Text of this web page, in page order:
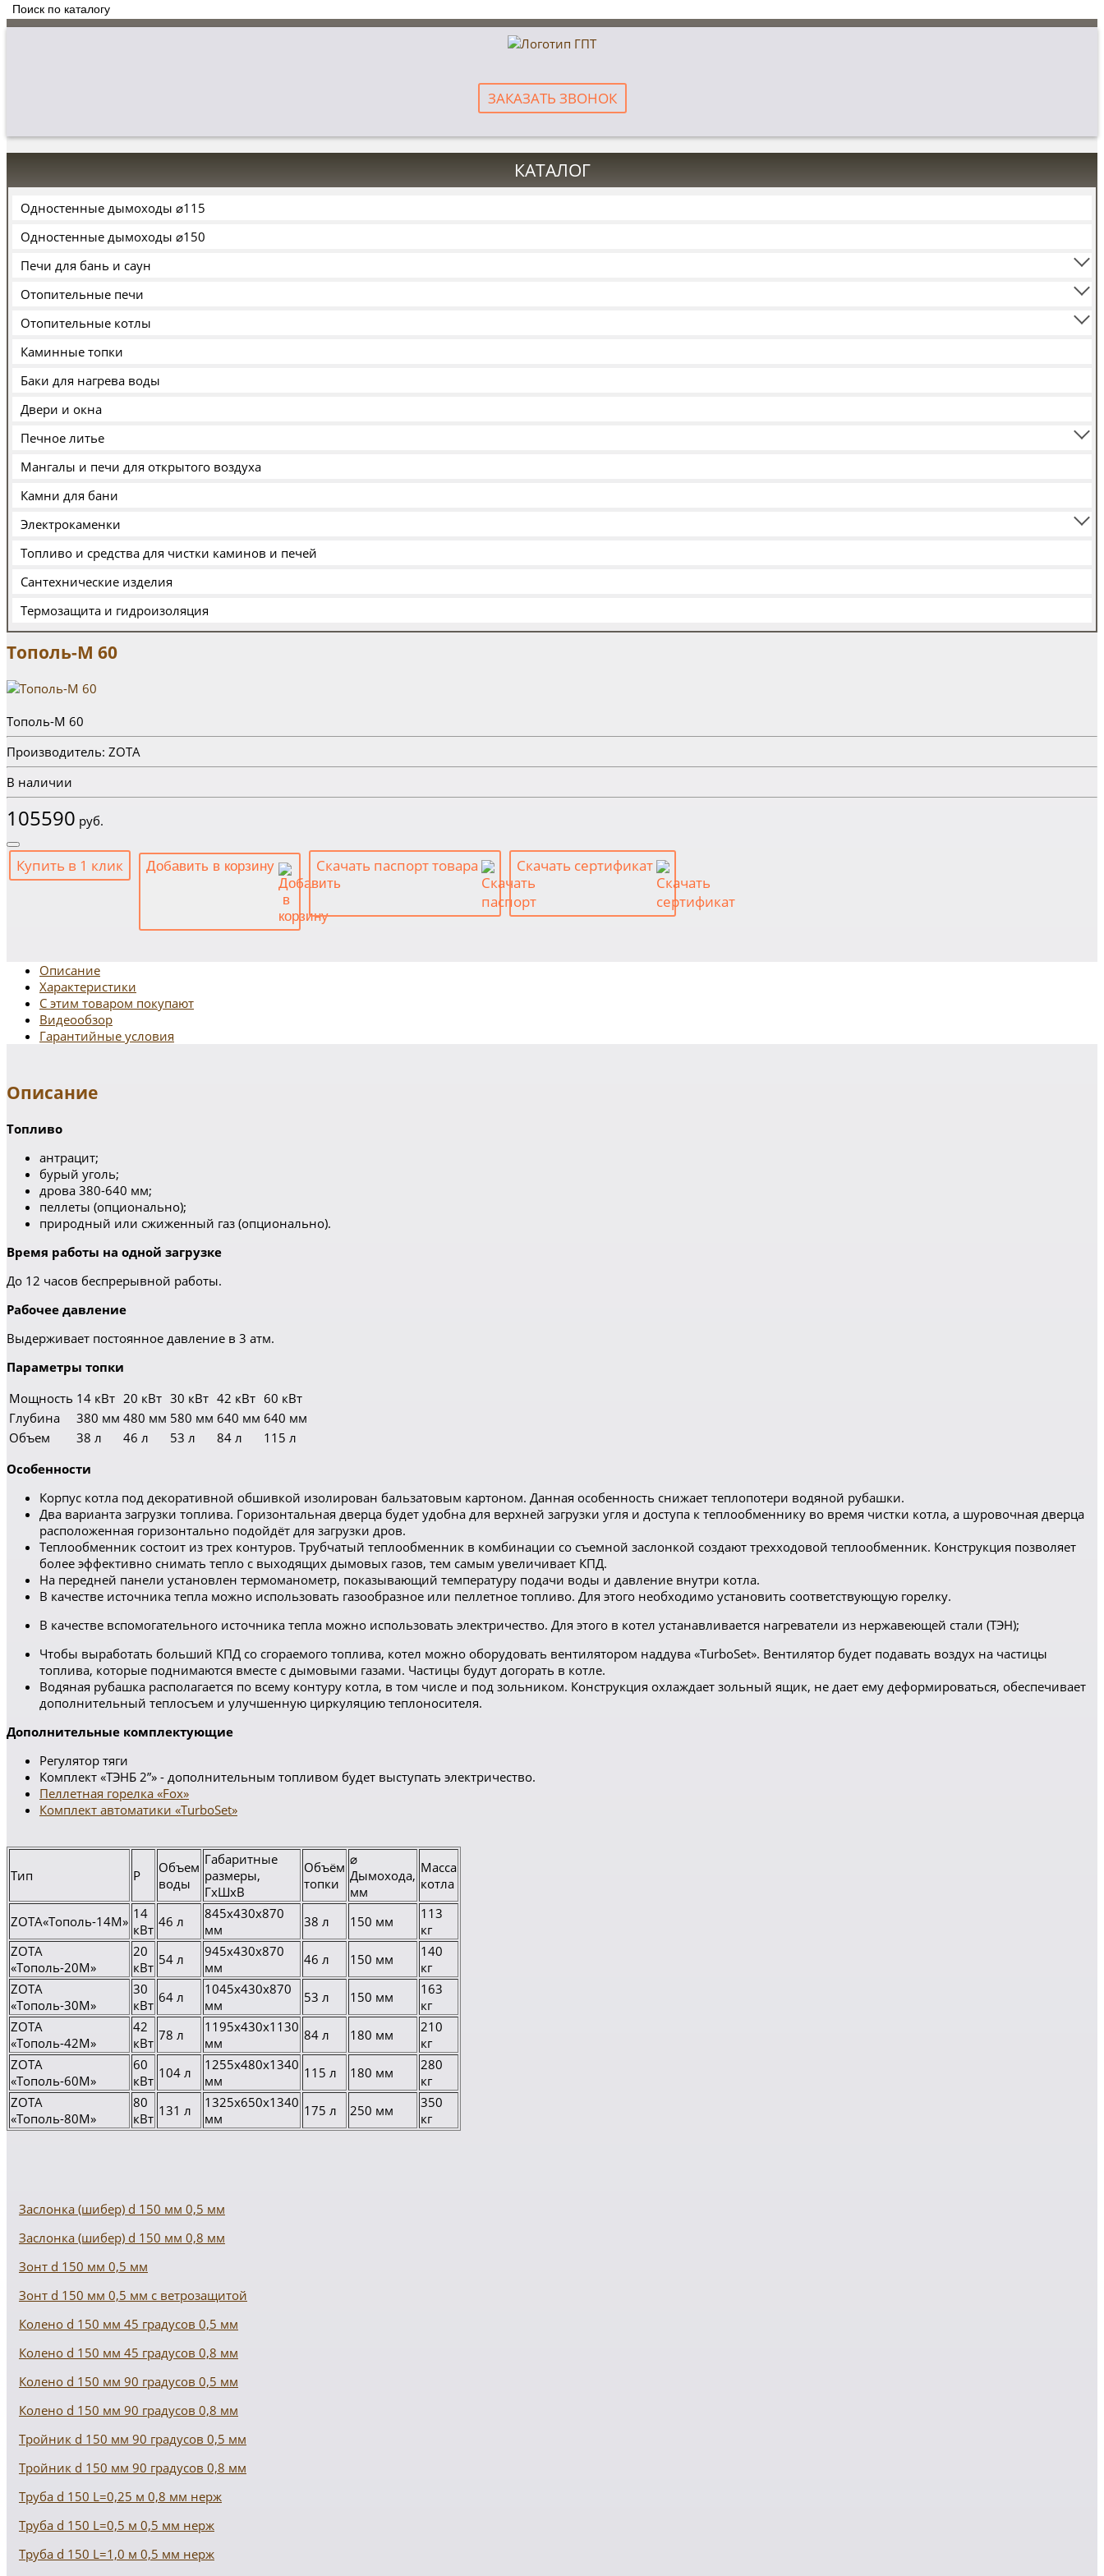
ЗАКАЗАТЬ ЗВОНОК
КАТАЛОГ
Одностенные дымоходы ⌀115
Одностенные дымоходы ⌀150
Печи для бань и саун
Отопительные печи
Отопительные котлы
Каминные топки
Баки для нагрева воды
Двери и окна
Печное литье
Мангалы и печи для открытого воздуха
Камни для бани
Электрокаменки
Топливо и средства для чистки каминов и печей
Сантехнические изделия
Термозащита и гидроизоляция
Тополь-М 60
Тополь-М 60
Производитель: ZOTA
В наличии
105590 руб.
Купить в 1 клик Добавить в корзину Скачать паспорт товара Скачать сертификат
Описание
Характеристики
С этим товаром покупают
Видеообзор
Гарантийные условия
Описание
Топливо
антрацит;
бурый уголь;
дрова 380-640 мм;
пеллеты (опционально);
природный или сжиженный газ (опционально).
Время работы на одной загрузке
До 12 часов беспрерывной работы.
Рабочее давление
Выдерживает постоянное давление в 3 атм.
Параметры топки
Мощность 14 кВт 20 кВт 30 кВт 42 кВт 60 кВт
Глубина
380 мм 480 мм 580 мм 640 мм 640 мм
Объем
38 л 46 л 53 л 84 л
115 л
Особенности
Корпус котла под декоративной обшивкой изолирован бальзатовым картоном. Данная особенность снижает теплопотери водяной рубашки.
Два варианта загрузки топлива. Горизонтальная дверца будет удобна для верхней загрузки угля и доступа к теплообменнику во время чистки котла, а шуровочная дверца
расположенная горизонтально подойдёт для загрузки дров.
Теплообменник состоит из трех контуров. Трубчатый теплообменник в комбинации со съемной заслонкой создают трехходовой теплообменник. Конструкция позволяет
более эффективно снимать тепло с выходящих дымовых газов, тем самым увеличивает КПД.
На передней панели установлен термоманометр, показывающий температуру подачи воды и давление внутри котла.
В качестве источника тепла можно использовать газообразное или пеллетное топливо. Для этого необходимо установить соответствующую горелку.
В качестве вспомогательного источника тепла можно использовать электричество. Для этого в котел устанавливается нагреватели из нержавеющей стали (ТЭН);
Чтобы выработать больший КПД со сгораемого топлива, котел можно оборудовать вентилятором наддува «TurboSet». Вентилятор будет подавать воздух на частицы
топлива, которые поднимаются вместе с дымовыми газами. Частицы будут догорать в котле.
Водяная рубашка располагается по всему контуру котла, в том числе и под зольником. Конструкция охлаждает зольный ящик, не дает ему деформироваться, обеспечивает
дополнительный теплосъем и улучшенную циркуляцию теплоносителя.
Дополнительные комплектующие
Регулятор тяги
Комплект «ТЭНБ 2”» - дополнительным топливом будет выступать электричество.
Пеллетная горелка «Fox»
Комплект автоматики «TurboSet»
Тип P
Объем
воды
Габаритные
размеры,
ГхШхВ
Объём
топки
⌀
Дымохода,
мм
Масса
котла
ZOTA«Тополь-14М» 14
кВт 46 л
845х430х870
мм
38 л 150 мм
113
кг
ZOTA
«Тополь-20М»
20
кВт 54 л
945х430х870
мм
46 л 150 мм
140
кг
ZOTA
«Тополь-30М»
30
кВт 64 л
1045х430х870
мм
53 л 150 мм
163
кг
ZOTA
«Тополь-42М»
42
кВт 78 л
1195х430х1130
мм
84 л 180 мм
210
кг
ZOTA
«Тополь-60М»
60
кВт 104 л
1255x480x1340
мм
115 л 180 мм
280
кг
ZOTA
«Тополь-80М»
80
кВт 131 л
1325x650x1340
мм
175 л 250 мм
350
кг
Заслонка (шибер) d 150 мм 0,5 мм
Заслонка (шибер) d 150 мм 0,8 мм
Зонт d 150 мм 0,5 мм
Зонт d 150 мм 0,5 мм с ветрозащитой
Колено d 150 мм 45 градусов 0,5 мм
Колено d 150 мм 45 градусов 0,8 мм
Колено d 150 мм 90 градусов 0,5 мм
Колено d 150 мм 90 градусов 0,8 мм
Тройник d 150 мм 90 градусов 0,5 мм
Тройник d 150 мм 90 градусов 0,8 мм
Труба d 150 L=0,25 м 0,8 мм нерж
Труба d 150 L=0,5 м 0,5 мм нерж
Труба d 150 L=1,0 м 0,5 мм нерж